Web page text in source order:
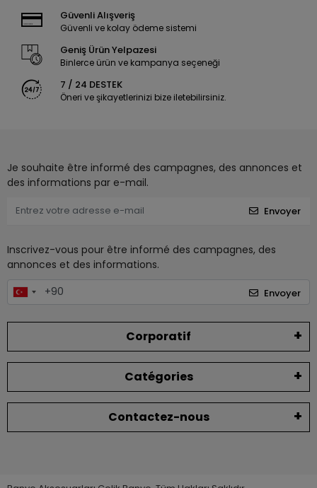
Güvenli Alışveriş
Güvenli ve kolay ödeme sistemi
Geniş Ürün Yelpazesi
Binlerce ürün ve kampanya seçeneği
7 / 24 DESTEK
Öneri ve şikayetlerinizi bize iletebilirsiniz.
Je souhaite être informé des campagnes, des annonces et
des informations par e-mail.
Envoyer
Inscrivez-vous pour être informé des campagnes, des
annonces et des informations.
Envoyer
Corporatif
Catégories
Contactez-nous